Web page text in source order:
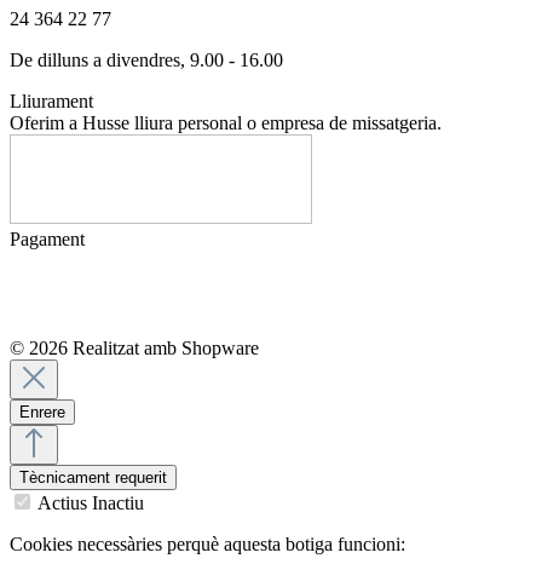
24 364 22 77
De dilluns a divendres, 9.00 - 16.00
Lliurament
Oferim a Husse lliura personal o empresa de missatgeria.
Pagament
© 2026 Realitzat amb Shopware
Enrere
Tècnicament requerit
Actius Inactiu
Cookies necessàries perquè aquesta botiga funcioni: